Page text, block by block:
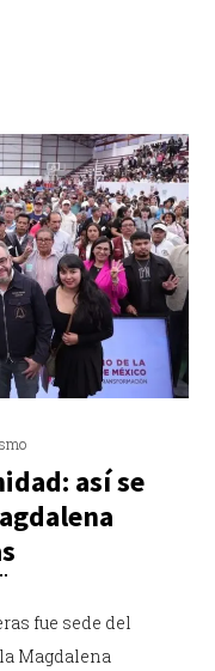
así se
fue sede del
Magdalena